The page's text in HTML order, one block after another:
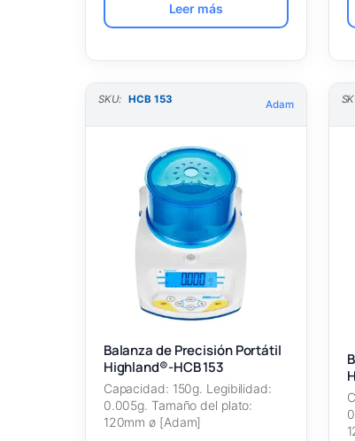
Leer más
SKU: HCB 153 Adam
Balanza de Precisión Portátil
Highland®-HCB 153
Capacidad: 150g. Legibilidad:
0.005g. Tamaño del plato:
120mm ø [Adam]